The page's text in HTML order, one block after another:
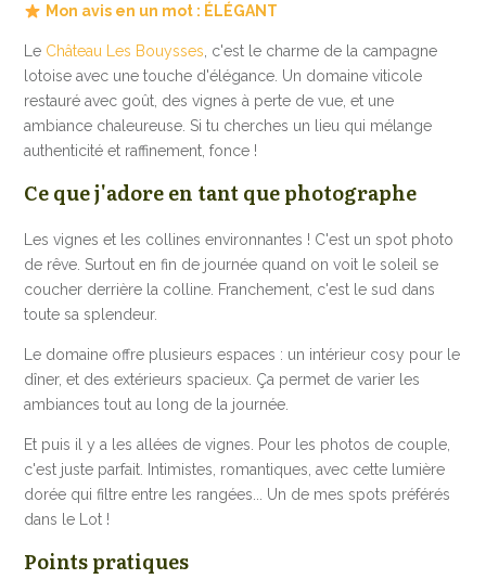
Mon avis en un mot : ÉLÉGANT
Le Château Les Bouysses , c'est le charme de la campagne
lotoise avec une touche d'élégance. Un domaine viticole
restauré avec goût, des vignes à perte de vue, et une
ambiance chaleureuse. Si tu cherches un lieu qui mélange
authenticité et raffinement, fonce !
Ce que j'adore en tant que photographe
Les vignes et les collines environnantes ! C'est un spot photo
de rêve. Surtout en fin de journée quand on voit le soleil se
coucher derrière la colline. Franchement, c'est le sud dans
toute sa splendeur.
Le domaine offre plusieurs espaces : un intérieur cosy pour le
dîner, et des extérieurs spacieux. Ça permet de varier les
ambiances tout au long de la journée.
Et puis il y a les allées de vignes. Pour les photos de couple,
c'est juste parfait. Intimistes, romantiques, avec cette lumière
dorée qui filtre entre les rangées... Un de mes spots préférés
dans le Lot !
Points pratiques